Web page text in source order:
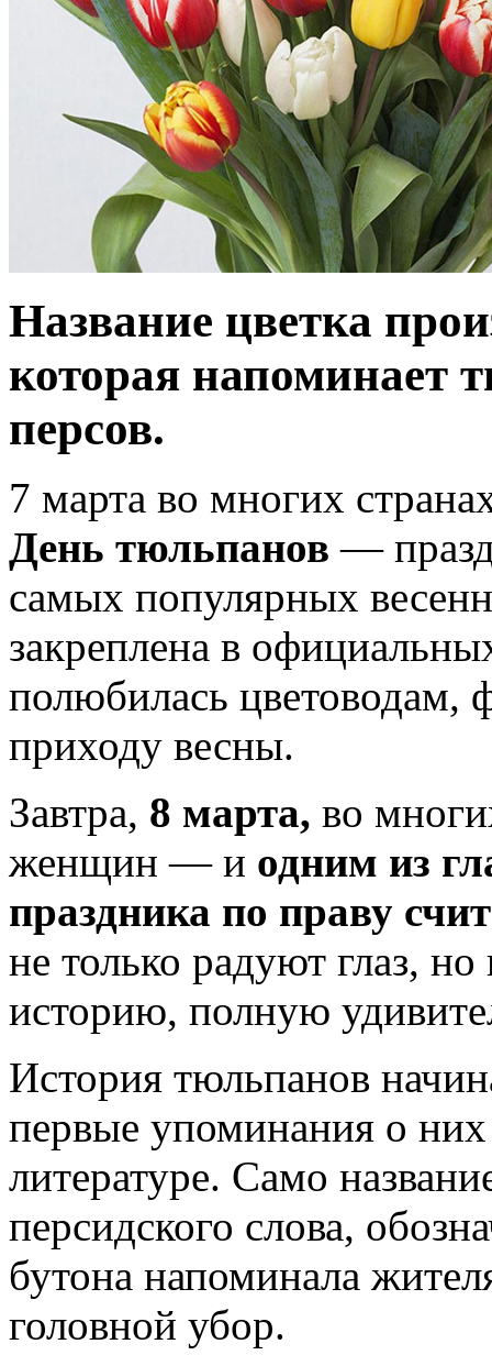
Название цветка
которая напоминает
персов.
7 марта во многих
День тюльпанов —
самых популярных
закреплена в
полюбилась цветоводам,
приходу весны.
Завтра, 8 марта, во
женщин — и одним из
праздника по праву
не только радуют глаз,
историю, полную
История тюльпанов
первые упоминания о них
литературе. Само
персидского слова,
бутона напоминала
головной убор.